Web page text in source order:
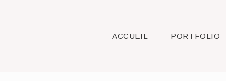
ACCUEIL PORTFOLIO